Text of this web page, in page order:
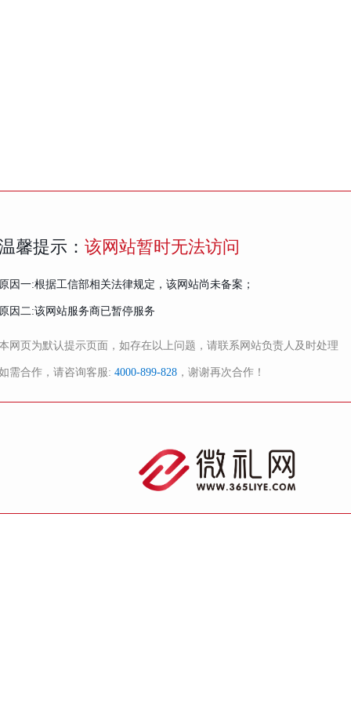
馨提示： 该网站暂时无法访问
因一:根据工信部相关法律规定，该网站尚未备案；
因二:该网站服务商已暂停服务
网页为默认提示页面，如存在以上问题，请联系网站负责人及时处理
需合作，请咨询客服: 4000-899-828 ，谢谢再次合作！